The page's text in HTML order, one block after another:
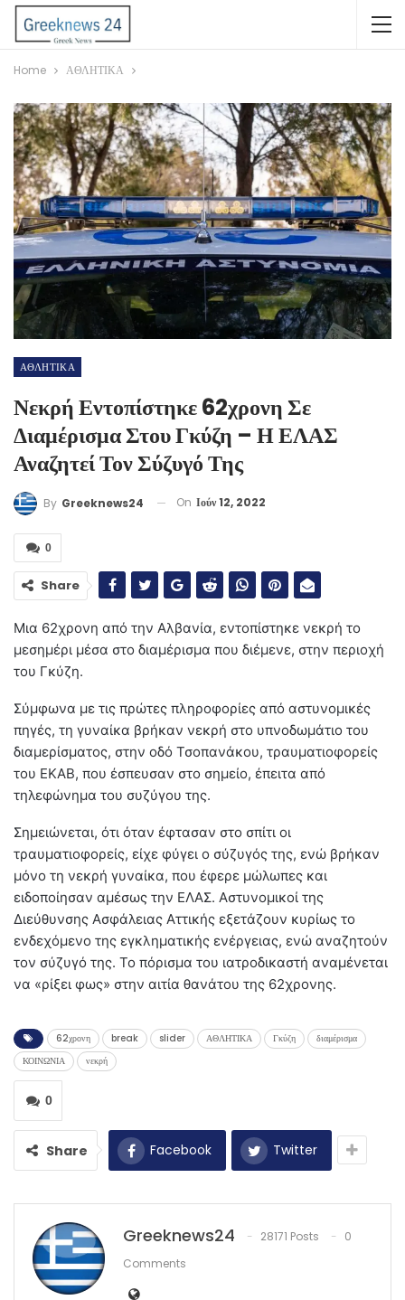
Home ΑΘΛΗΤΙΚΑ
ΑΘΛΗΤΙΚΑ
Νεκρή Εντοπίστηκε 62χρονη Σε
Διαμέρισμα Στου Γκύζη – Η ΕΛΑΣ
Αναζητεί Τον Σύζυγό Της
By Greeknews24 On Ιούν 12, 2022
0
Share
Μια 62χρονη από την Αλβανία, εντοπίστηκε νεκρή το
μεσημέρι μέσα στο διαμέρισμα που διέμενε, στην περιοχή
του Γκύζη.
Σύμφωνα με τις πρώτες πληροφορίες από αστυνομικές
πηγές, τη γυναίκα βρήκαν νεκρή στο υπνοδωμάτιο του
διαμερίσματος, στην οδό Τσοπανάκου, τραυματιοφορείς
του ΕΚΑΒ, που έσπευσαν στο σημείο, έπειτα από
τηλεφώνημα του συζύγου της.
Σημειώνεται, ότι όταν έφτασαν στο σπίτι οι
τραυματιοφορείς, είχε φύγει ο σύζυγός της, ενώ βρήκαν
μόνο τη νεκρή γυναίκα, που έφερε μώλωπες και
ειδοποίησαν αμέσως την ΕΛΑΣ. Αστυνομικοί της
Διεύθυνσης Ασφάλειας Αττικής εξετάζουν κυρίως το
ενδεχόμενο της εγκληματικής ενέργειας, ενώ αναζητούν
τον σύζυγό της. Το πόρισμα του ιατροδικαστή αναμένεται
να «ρίξει φως» στην αιτία θανάτου της 62χρονης.
62χρονη break slider ΑΘΛΗΤΙΚΑ Γκύζη
διαμέρισμα
ΚΟΙΝΩΝΙΑ
νεκρή
0
Share Facebook Twitter
Greeknews24 28171 Posts
0
Comments